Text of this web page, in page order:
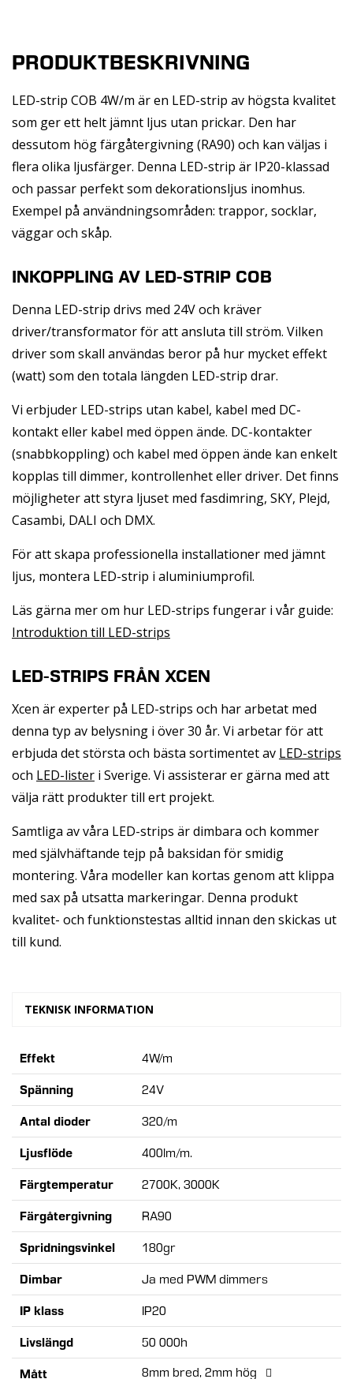
PRODUKTBESKRIVNING
LED-strip COB 4W/m är en LED-strip av högsta kvalitet
som ger ett helt jämnt ljus utan prickar. Den har
dessutom hög färgåtergivning (RA90) och kan väljas i
flera olika ljusfärger. Denna LED-strip är IP20-klassad
och passar perfekt som dekorationsljus inomhus.
Exempel på användningsområden: trappor, socklar,
väggar och skåp.
INKOPPLING AV LED-STRIP COB
Denna LED-strip drivs med 24V och kräver
driver/transformator för att ansluta till ström. Vilken
driver som skall användas beror på hur mycket effekt
(watt) som den totala längden LED-strip drar.
Vi erbjuder LED-strips utan kabel, kabel med DC-
kontakt eller kabel med öppen ände. DC-kontakter
(snabbkoppling) och kabel med öppen ände kan enkelt
kopplas till dimmer, kontrollenhet eller driver. Det finns
möjligheter att styra ljuset med fasdimring, SKY, Plejd,
Casambi, DALI och DMX.
För att skapa professionella installationer med jämnt
ljus, montera LED-strip i aluminiumprofil.
Läs gärna mer om hur LED-strips fungerar i vår guide:
Introduktion till LED-strips
LED-STRIPS FRÅN XCEN
Xcen är experter på LED-strips och har arbetat med
denna typ av belysning i över 30 år. Vi arbetar för att
erbjuda det största och bästa sortimentet av LED-strips
och LED-lister i Sverige. Vi assisterar er gärna med att
välja rätt produkter till ert projekt.
Samtliga av våra LED-strips är dimbara och kommer
med självhäftande tejp på baksidan för smidig
montering. Våra modeller kan kortas genom att klippa
med sax på utsatta markeringar. Denna produkt
kvalitet- och funktionstestas alltid innan den skickas ut
till kund.
TEKNISK INFORMATION
Mer
information:
Effekt 4W/m
Spänning 24V
Antal dioder 320/m
Ljusflöde 400lm/m.
Färgtemperatur 2700K, 3000K
Färgåtergivning RA90
Spridningsvinkel 180gr
Dimbar Ja med PWM dimmers
IP klass IP20
Livslängd 50 000h
Mått 8mm bred, 2mm hög